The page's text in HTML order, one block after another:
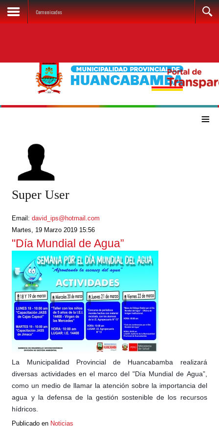
Comunicados
≡
Super User
Email:david_ips@hotmail.com
Martes, 19 Marzo 2019 15:56
"Día Mundial de Agua”
La Municipalidad Provincial de Huancabamba realizará
diversas actividades en el marco del "Día Mundial de Agua”,
como un medio de llamar la atención sobre la importancia del
agua y la defensa de la gestión sostenible de los recursos
hídricos.
Publicado en Noticias